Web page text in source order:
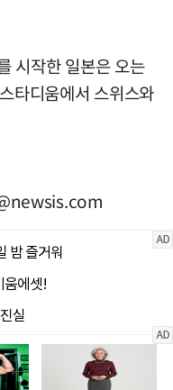
시작한 일본은 오는
타디움에서 스위스와